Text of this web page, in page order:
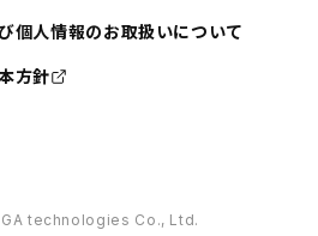
個人情報のお取扱いについて
方針
technologies Co., Ltd.